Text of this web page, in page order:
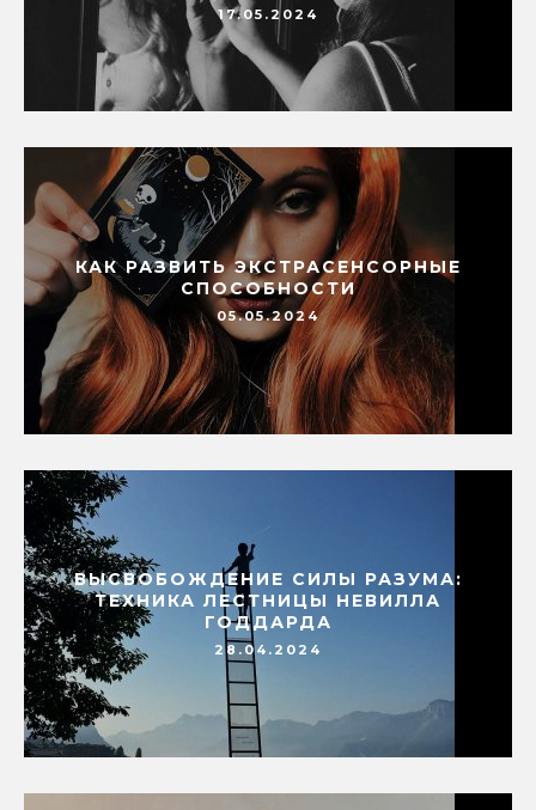
17.05.2024
КАК РАЗВИТЬ ЭКСТРАСЕНСОРНЫЕ
СПОСОБНОСТИ
05.05.2024
ВЫСВОБОЖДЕНИЕ СИЛЫ РАЗУМА:
ТЕХНИКА ЛЕСТНИЦЫ НЕВИЛЛА
ГОДДАРДА
28.04.2024